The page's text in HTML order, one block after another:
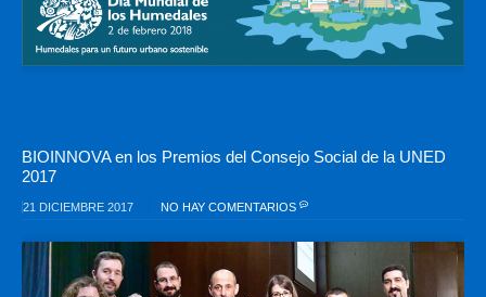
BIOINNOVA en los Premios del Consejo Social de la UNED
2017
21 DICIEMBRE 2017 NO HAY COMENTARIOS